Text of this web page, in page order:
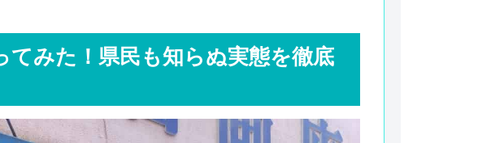
てみた！県民も知らぬ実態を徹底